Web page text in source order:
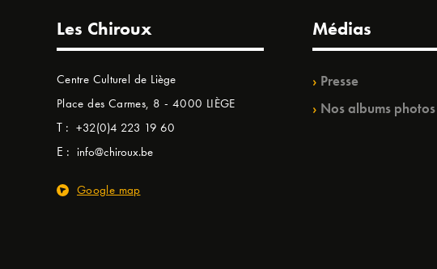
Les Chiroux
Centre Culturel de Liège
Place des Carmes, 8 - 4000 LIÈGE
T : +32(0)4 223 19 60
E : info@chiroux.be
Google map
Médias
Presse
Nos albums photos